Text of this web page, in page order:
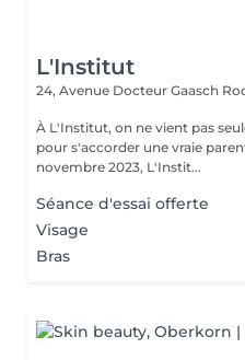
L'Institut
24, Avenue Docteur Gaasch
À L'Institut, on ne vient pas
pour s'accorder une vraie
novembre 2023, L'Instit...
Séance d'essai offerte
Visage
Bras